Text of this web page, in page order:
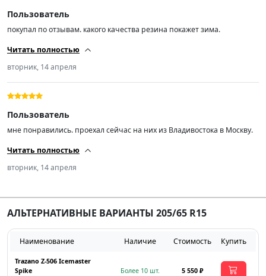
Пользователь
покупал по отзывам. какого качества резина покажет зима.
Читать полностью
вторник, 14 апреля
Пользователь
мне понравились. проехал сейчас на них из Владивостока в Москву.
Читать полностью
вторник, 14 апреля
АЛЬТЕРНАТИВНЫЕ ВАРИАНТЫ 205/65 R15
Наименование Наличие Стоимость Купить
Trazano Z-506 Icemaster
Spike
Более 10 шт. 5 550 ₽